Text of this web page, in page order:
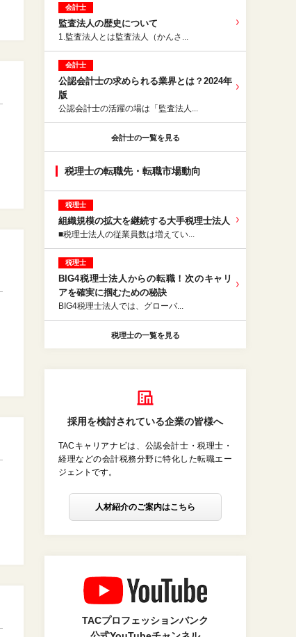
会計士
監査法人の歴史について
1.監査法人とは監査法人（かんさ...
会計士
公認会計⼠の求められる業界とは？2024年
版
公認会計士の活躍の場は「監査法人...
会計士の一覧を見る
税理士の転職先・転職市場動向
税理士
組織規模の拡大を継続する大手税理士法人
■税理士法人の従業員数は増えてい...
税理士
BIG4税理士法人からの転職！次のキャリ
アを確実に掴むための秘訣
BIG4税理士法人では、グローバ...
税理士の一覧を見る
採用を検討されている企業の皆様へ
TACキャリアナビは、公認会計士・税理士・
経理などの会計税務分野に特化した転職エー
ジェントです。
人材紹介のご案内はこちら
TACプロフェッションバンク